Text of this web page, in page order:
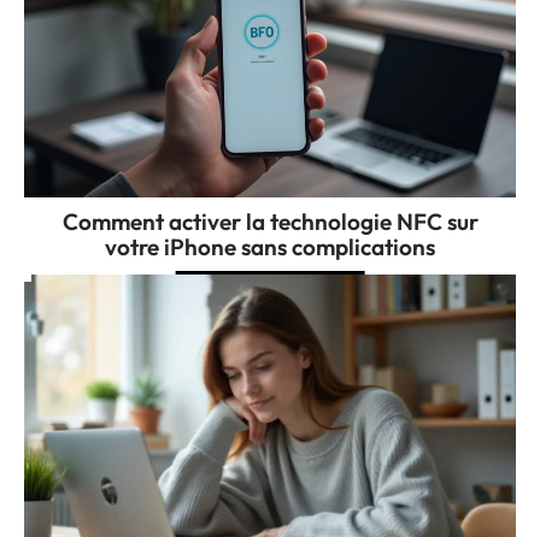
Comment activer la technologie NFC sur
votre iPhone sans complications